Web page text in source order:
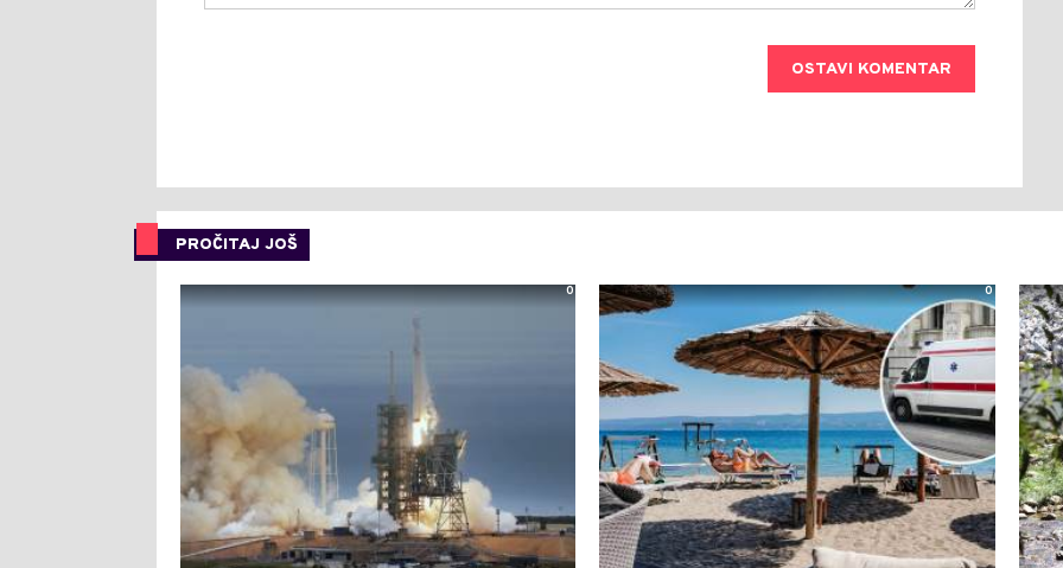
OSTAVI KOMENTAR
PROČITAJ JOŠ
0 0